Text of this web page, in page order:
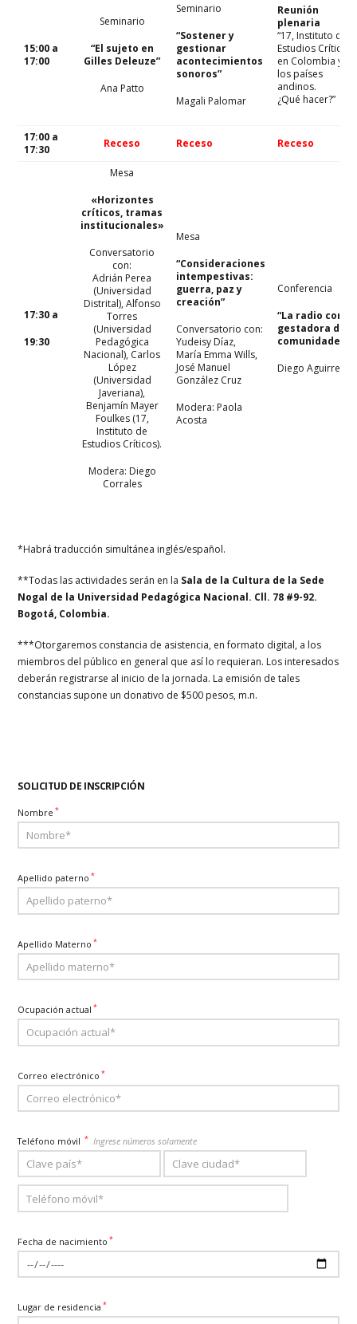
15:00 a
17:00
Seminario
“El sujeto en
Gilles Deleuze”
Ana Patto
Seminario
“Sostener y
gestionar
acontecimientos
sonoros”
Magali Palomar
Reunión
plenaria
“17, Instituto de
Estudios Críticos
en Colombia y
los países
andinos.
¿Qué hacer?”
17:00 a
17:30
Receso Receso Receso
17:30 a
19:30
Mesa
«Horizontes
críticos, tramas
institucionales»
Conversatorio
con:
Adrián Perea
(Universidad
Distrital), Alfonso
Torres
(Universidad
Pedagógica
Nacional), Carlos
López
(Universidad
Javeriana),
Benjamín Mayer
Foulkes (17,
Instituto de
Estudios Críticos).
Modera: Diego
Corrales
Mesa
“Consideraciones
intempestivas:
guerra, paz y
creación”
Conversatorio con:
Yudeisy Díaz,
María Emma Wills,
José Manuel
González Cruz
Modera: Paola
Acosta
Conferencia
“La radio como
gestadora de
comunidades”
Diego Aguirre
*Habrá traducción simultánea inglés/español.
**Todas las actividades serán en la Sala de la Cultura de la Sede
Nogal de la Universidad Pedagógica Nacional. Cll. 78 #9-92.
Bogotá, Colombia.
***Otorgaremos constancia de asistencia, en formato digital, a los
miembros del público en general que así lo requieran. Los interesados
deberán registrarse al inicio de la jornada. La emisión de tales
constancias supone un donativo de $500 pesos, m.n.
SOLICITUD DE INSCRIPCIÓN
Nombre *
Apellido paterno *
Apellido Materno *
Ocupación actual *
Correo electrónico *
Teléfono móvil * Ingrese números solamente
Fecha de nacimiento *
Lugar de residencia *